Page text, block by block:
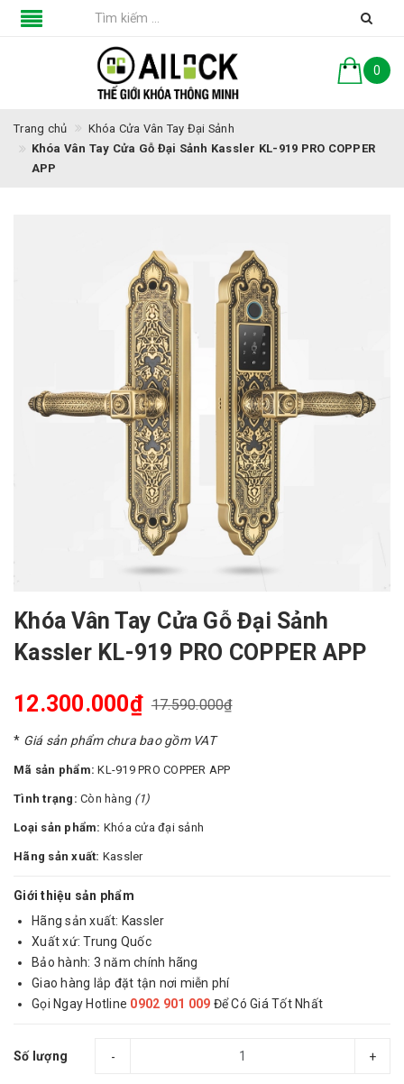
0
Trang chủ
Khóa Cửa Vân Tay Đại Sảnh
Khóa Vân Tay Cửa Gỗ Đại Sảnh Kassler KL-919 PRO COPPER
APP
Khóa Vân Tay Cửa Gỗ Đại Sảnh
Kassler KL-919 PRO COPPER APP
12.300.000₫ 17.590.000₫
* Giá sản phẩm chưa bao gồm VAT
Mã sản phẩm:KL-919 PRO COPPER APP
Tình trạng: Còn hàng (1)
Loại sản phẩm: Khóa cửa đại sảnh
Hãng sản xuất: Kassler
Giới thiệu sản phẩm
Hãng sản xuất: Kassler
Xuất xứ: Trung Quốc
Bảo hành: 3 năm chính hãng
Giao hàng lắp đặt tận nơi miễn phí
Gọi Ngay Hotline 0902 901 009 Để Có Giá Tốt Nhất
Số lượng - +